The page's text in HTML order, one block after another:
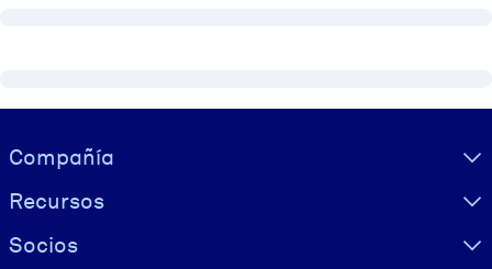
Visually hidden Text
Compañía
Recursos
Socios